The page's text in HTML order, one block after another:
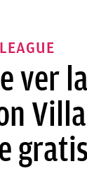
ver
gratis